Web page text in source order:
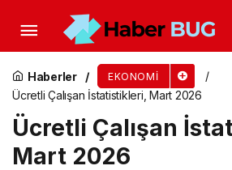
Haberler EKONOMI
Ücretli Çalışan İstatistikleri, Mart 2026
Ücretli Çalışan
Mart 2026
Mastercard, TIME100 2026 En
Listesi’nde yer aldı